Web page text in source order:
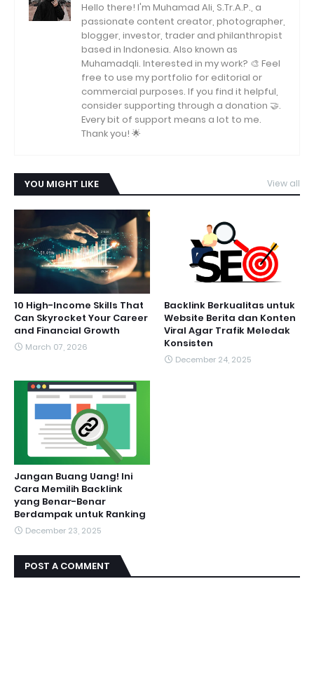
Hello there! I'm Muhamad Ali, S.Tr.A.P., a
passionate content creator, photographer,
blogger, investor, trader and philanthropist
based in Indonesia. Also known as
Muhamadqli. Interested in my work? 🎨 Feel
free to use my portfolio for editorial or
commercial purposes. If you find it helpful,
consider supporting through a donation 🤝.
Every bit of support means a lot to me.
Thank you! 🌟
YOU MIGHT LIKE View all
10 High-Income Skills That
Can Skyrocket Your Career
and Financial Growth
March 07, 2026
Backlink Berkualitas untuk
Website Berita dan Konten
Viral Agar Trafik Meledak
Konsisten
December 24, 2025
Jangan Buang Uang! Ini
Cara Memilih Backlink
yang Benar-Benar
Berdampak untuk Ranking
December 23, 2025
POST A COMMENT